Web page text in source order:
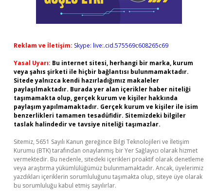
Reklam ve İletişim: Skype: live:.cid.575569c608265c69
Yasal Uyarı: Bu internet sitesi, herhangi bir marka, kurum
veya şahıs şirketi ile hiçbir bağlantısı bulunmamaktadır.
Sitede yalnızca kendi hazırladığımız makaleler
paylaşılmaktadır. Burada yer alan içerikler haber niteliği
taşımamakta olup, gerçek kurum ve kişiler hakkında
paylaşım yapılmamaktadır. Gerçek kurum ve kişiler ile isim
benzerlikleri tamamen tesadüfidir. Sitemizdeki bilgiler
taslak halindedir ve tavsiye niteliği taşımazlar.
Sitemiz, 5651 Sayılı Kanun gereğince Bilgi Teknolojileri ve İletişim
Kurumu (BTK) tarafından onaylanmış bir Yer Sağlayıcı olarak hizmet
vermektedir. Bu nedenle, sitedeki içerikleri proaktif olarak denetleme
veya araştırma yükümlülüğümüz bulunmamaktadır. Ancak, üyelerimiz
yazdıkları içeriklerin sorumluluğunu taşımakta olup, siteye üye olarak
bu sorumluluğu kabul etmiş sayılırlar.